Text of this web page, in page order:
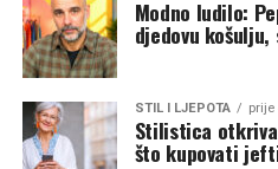
Modno ludilo:
djedovu košulju,
STIL I LJEPOTA prije
Stilistica
što kupovati